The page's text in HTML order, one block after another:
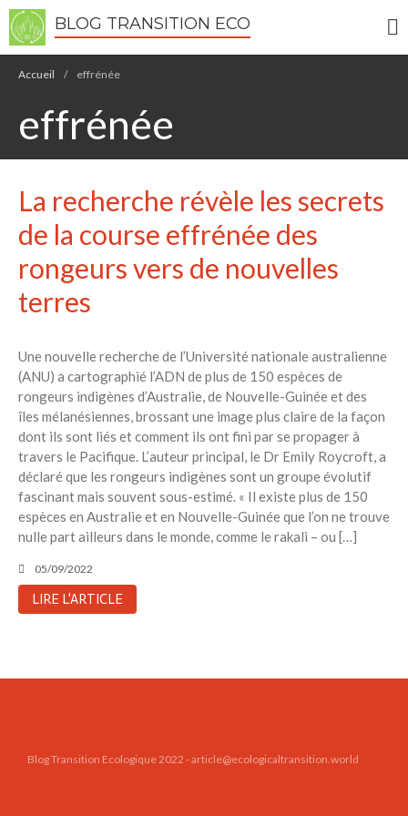
RECHERCHER
Réduire les déchets : votre
guide pour les citoyens et les
électeurs
Toits verts | Association
Permaculturelle
L’intelligence artificielle pour
prédire le succès des invasions
biologiques – The Applied
Ecologist
Utiliser l’apprentissage
BLOG TRANSITION ECO
Accueil / effrénée
effrénée
La recherche révèle les secrets
de la course effrénée des
rongeurs vers de nouvelles
terres
Une nouvelle recherche de l’Université nationale australienne
(ANU) a cartographié l’ADN de plus de 150 espèces de
rongeurs indigènes d’Australie, de Nouvelle-Guinée et des
îles mélanésiennes, brossant une image plus claire de la façon
dont ils sont liés et comment ils ont fini par se propager à
travers le Pacifique. L’auteur principal, le Dr Emily Roycroft, a
déclaré que les rongeurs indigènes sont un groupe évolutif
fascinant mais souvent sous-estimé. « Il existe plus de 150
espèces en Australie et en Nouvelle-Guinée que l’on ne trouve
nulle part ailleurs dans le monde, comme le rakali – ou […]
05/09/2022
LIRE L'ARTICLE
Blog Transition Ecologique 2022 - article@ecologicaltransition.world